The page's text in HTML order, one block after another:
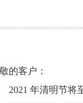
的客户：
2021 年清明节将